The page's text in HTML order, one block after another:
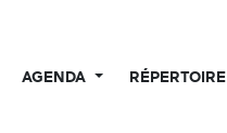
AGENDA RÉPERTOIRE